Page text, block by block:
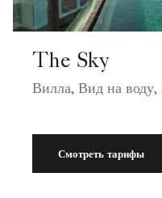
The Sky
Вилла, Вид на воду,
Смотреть тарифы